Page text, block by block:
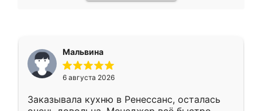
Мальвина
6 августа 2026
Заказывала кухню в Ренессанс, осталась